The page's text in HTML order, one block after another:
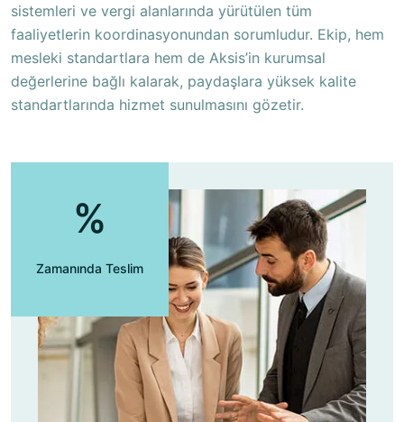
sistemleri ve vergi alanlarında yürütülen tüm
faaliyetlerin koordinasyonundan sorumludur. Ekip, hem
mesleki standartlara hem de Aksis’in kurumsal
değerlerine bağlı kalarak, paydaşlara yüksek kalite
standartlarında hizmet sunulmasını gözetir.
%
Zamanında Teslim